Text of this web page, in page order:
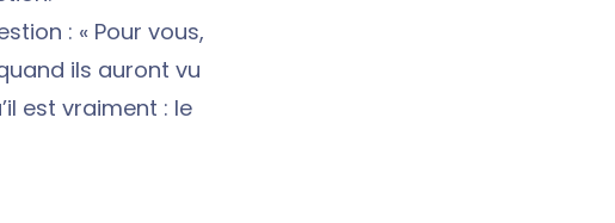
: « Pour vous,
ils auront vu
est vraiment : le